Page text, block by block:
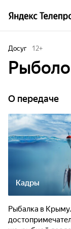
Досуг 12+
О передаче
Кадры
Рыбалка в